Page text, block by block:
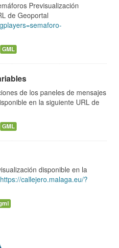
Previsualización
de Geoportal
GML
de los paneles de mensajes
en la siguiente URL de
GML
disponible en la
https://callejero.malaga.eu/?